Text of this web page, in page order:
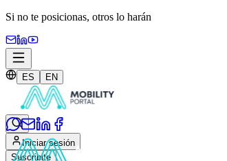
Si no te posicionas, otros lo harán
ES EN
Iniciar sesión
Suscribite